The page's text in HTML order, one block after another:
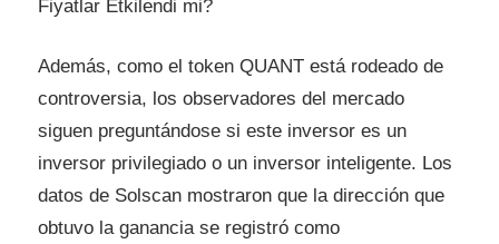
Además, como el token QUANT está rodeado de
controversia, los observadores del mercado
siguen preguntándose si este inversor es un
inversor privilegiado o un inversor inteligente. Los
datos de Solscan mostraron que la dirección que
obtuvo la ganancia se registró como